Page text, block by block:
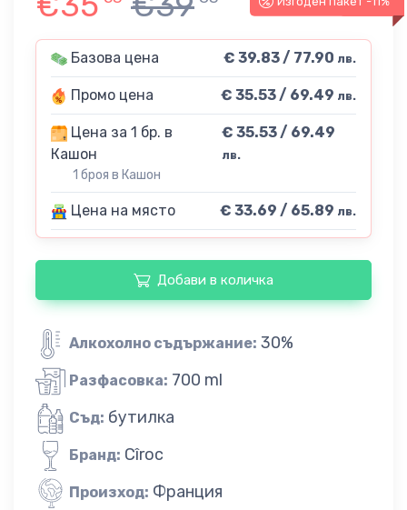
Базова цена € 39.83 / 77.90 лв.
Промо цена € 35.53 / 69.49 лв.
Цена за 1 бр. в
Кашон
1 броя в Кашон
€ 35.53 / 69.49
лв.
Цена на място € 33.69 / 65.89 лв.
Добави в количка
Алкохолно съдържание: 30%
Разфасовка: 700 ml
Съд: бутилка
Бранд: Cîroc
Произход: Франция